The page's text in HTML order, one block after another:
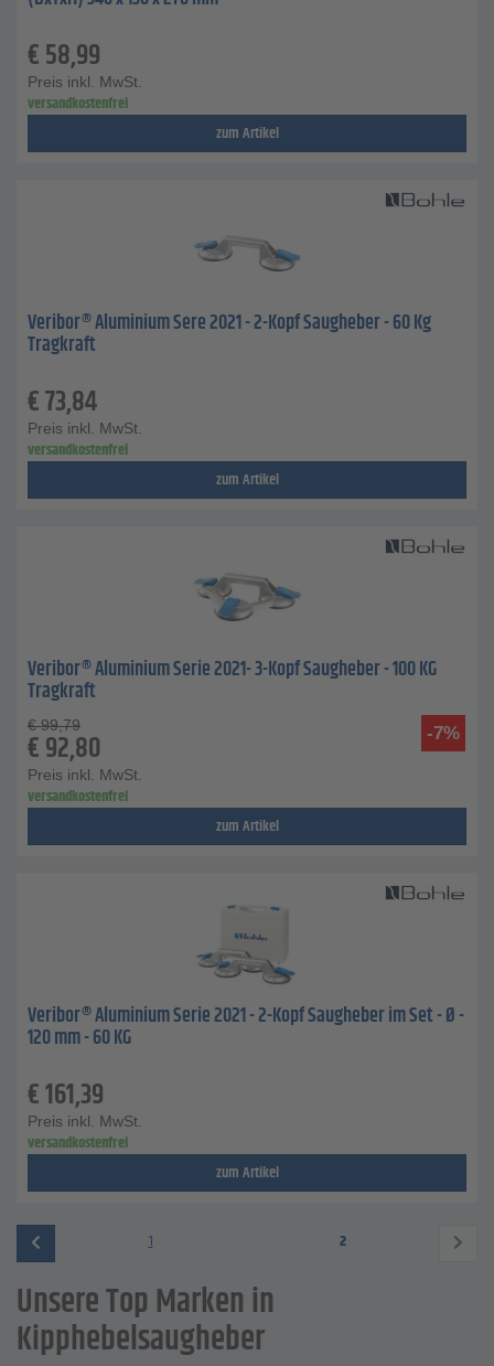
€58,99
Preis inkl. MwSt.
versandkostenfrei
zum Artikel
Veribor® Aluminium Sere 2021 - 2-Kopf Saugheber - 60 Kg
Tragkraft
€73,84
Preis inkl. MwSt.
versandkostenfrei
zum Artikel
Veribor® Aluminium Serie 2021- 3-Kopf Saugheber - 100 KG
Tragkraft
-7%
€ 99,79
€92,80
Preis inkl. MwSt.
versandkostenfrei
zum Artikel
Veribor® Aluminium Serie 2021 - 2-Kopf Saugheber im Set - Ø -
120 mm - 60 KG
€161,39
Preis inkl. MwSt.
versandkostenfrei
zum Artikel
1 2
Unsere Top Marken in
Kipphebelsaugheber